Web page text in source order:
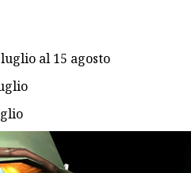
al 15 agosto